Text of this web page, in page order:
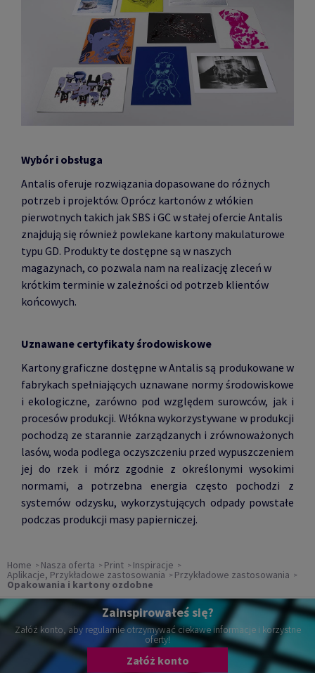
Wybór i obsługa
Antalis oferuje rozwiązania dopasowane do różnych
potrzeb i projektów. Oprócz kartonów z włókien
pierwotnych takich jak SBS i GC w stałej ofercie Antalis
znajdują się również powlekane kartony makulaturowe
typu GD. Produkty te dostępne są w naszych
magazynach, co pozwala nam na realizację zleceń w
krótkim terminie w zależności od potrzeb klientów
końcowych.
Uznawane certyfikaty środowiskowe
Kartony graficzne dostępne w Antalis są produkowane w
fabrykach spełniających uznawane normy środowiskowe
i ekologiczne, zarówno pod względem surowców, jak i
procesów produkcji. Włókna wykorzystywane w produkcji
pochodzą ze starannie zarządzanych i zrównoważonych
lasów, woda podlega oczyszczeniu przed wypuszczeniem
jej do rzek i mórz zgodnie z określonymi wysokimi
normami, a potrzebna energia często pochodzi z
systemów odzysku, wykorzystujących odpady powstałe
podczas produkcji masy papierniczej.
Home Nasza oferta Print Inspiracje
Aplikacje, Przykładowe zastosowania Przykładowe zastosowania
Opakowania i kartony ozdobne
Zainspirowałeś się?
Załóż konto, aby regularnie otrzymywać ciekawe informacje i korzystne
oferty!
Załóż konto